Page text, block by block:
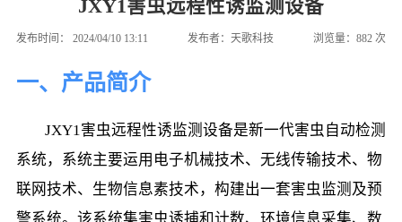
JXY1害虫远程性诱监测设备
发布时间： 2024/04/10 13:11 发布者： 天歌科技 浏览量：882 次
一、产品简介
系统，系统主要运用电子机械技术、无线传输技术、物
联网技术、生物信息素技术，构建出一套害虫监测及预